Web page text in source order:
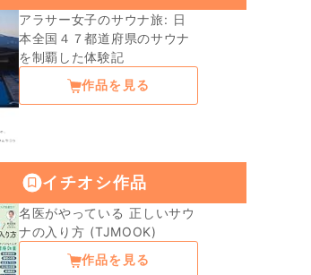
アラサー女子のサウナ旅: 日
本全国４７都道府県のサウナ
を制覇した体験記
作品を見る
イチオシ作品
名医がやっている 正しいサウ
ナの入り方 (TJMOOK)
作品を見る